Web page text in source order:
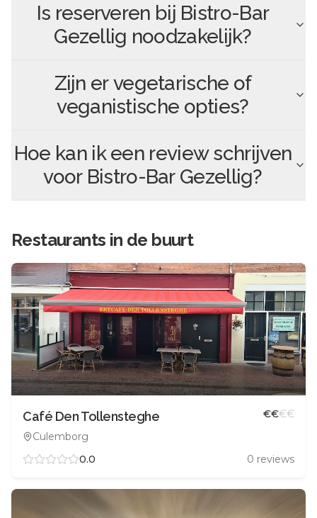
Is reserveren bij Bistro-Bar
Gezellig noodzakelijk?
Zijn er vegetarische of
veganistische opties?
Hoe kan ik een review schrijven
voor Bistro-Bar Gezellig?
Restaurants in de buurt
Café Den Tollensteghe
Culemborg
€€€€
0.0 0 reviews